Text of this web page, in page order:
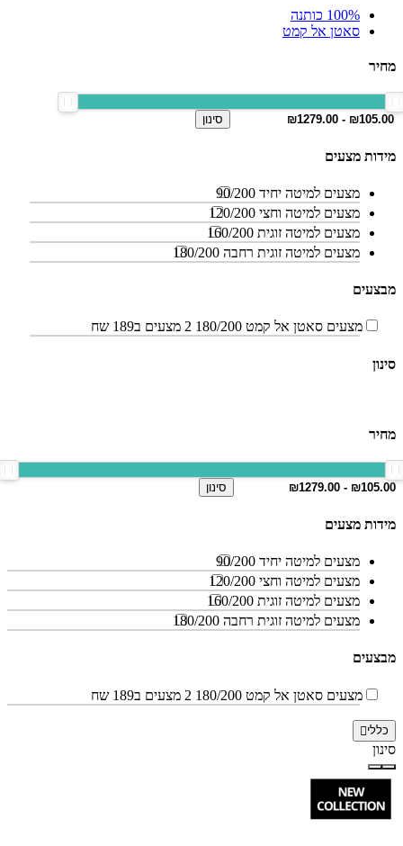
100% כותנה
סאטן אל קמט
מחיר
סינון
מידות מצעים
מצעים למיטה יחיד 90/200
מצעים למיטה וחצי 120/200
מצעים למיטה זוגית 160/200
מצעים למיטה זוגית רחבה 180/200
מבצעים
מצעים סאטן אל קמט 180/200 2 מצעים ב189 שח
סינון
מחיר
סינון
מידות מצעים
מצעים למיטה יחיד 90/200
מצעים למיטה וחצי 120/200
מצעים למיטה זוגית 160/200
מצעים למיטה זוגית רחבה 180/200
מבצעים
מצעים סאטן אל קמט 180/200 2 מצעים ב189 שח
כללי
סינון